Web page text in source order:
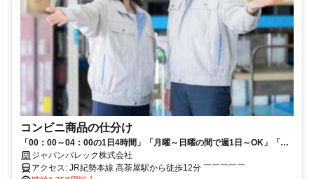
コンビニ商品の仕分け
「00：00～04：00の1日4時間」「月曜～日曜の間で週1日～OK」「簡
単作業」「 交通費支給」見学をしてから面接を受けるか決めてもらって
もOKです！
ジャパンパレック株式会社
アクセス: JR紀勢本線 高茶屋駅から徒歩12分 ￣￣￣￣￣